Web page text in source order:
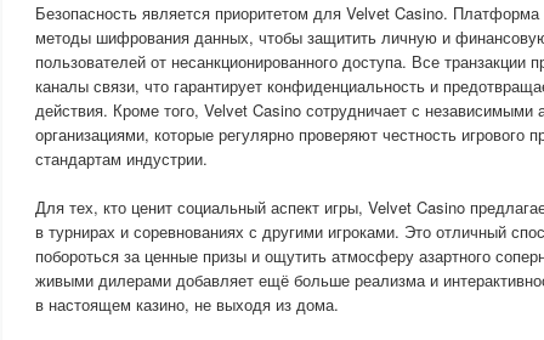
Безопасность является приоритетом для Velvet Casino.
методы шифрования данных, чтобы защитить личную и
пользователей от несанкционированного доступа. Все транзакции
каналы связи, что гарантирует конфиденциальность и
действия. Кроме того, Velvet Casino сотрудничает с независимыми
организациями, которые регулярно проверяют честность игрового
стандартам индустрии.
Для тех, кто ценит социальный аспект игры, Velvet Casino
в турнирах и соревнованиях с другими игроками. Это отличный
побороться за ценные призы и ощутить атмосферу азартного
живыми дилерами добавляет ещё больше реализма и
в настоящем казино, не выходя из дома.